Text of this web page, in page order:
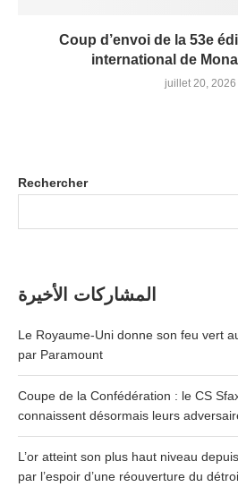
Coup d’envoi de la 53e
international de
juillet 20, 2026
Rechercher
المشاركات الأخيرة
Le Royaume-Uni donne son feu vert
par Paramount
Coupe de la Confédération : le CS
connaissent désormais leurs
L’or atteint son plus haut niveau
par l’espoir d’une réouverture du